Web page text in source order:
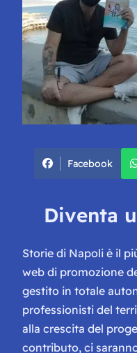
Facebook
Diventa
Storie di Napoli è il
web di promozione
gestito in totale
professionisti del
alla crescita del
contributo, ci